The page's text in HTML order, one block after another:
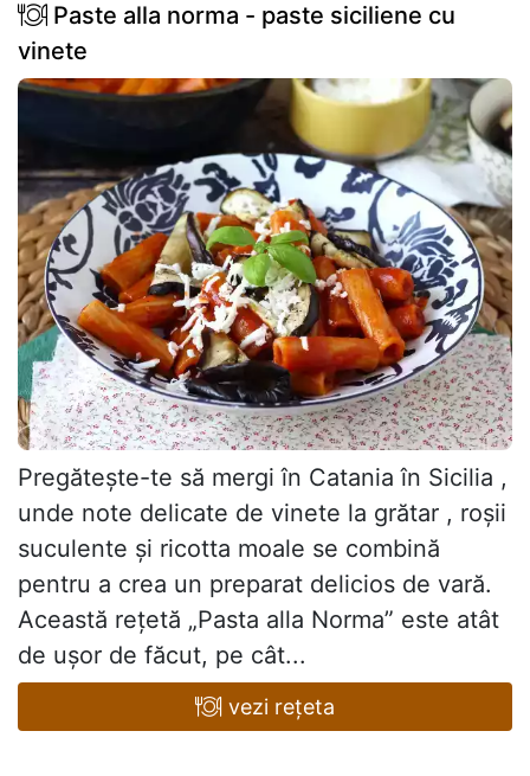
Paste alla norma - paste siciliene cu
vinete
Pregătește-te să mergi în Catania în Sicilia ,
unde note delicate de vinete la grătar , roșii
suculente și ricotta moale se combină
pentru a crea un preparat delicios de vară.
Această rețetă „Pasta alla Norma” este atât
de ușor de făcut, pe cât...
vezi rețeta